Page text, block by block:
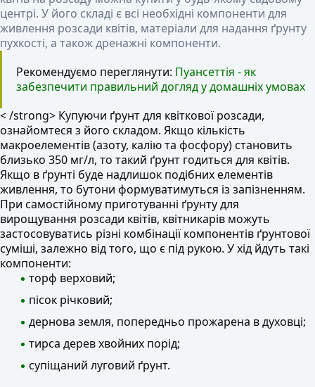
центрі. У його складі є всі необхідні компоненти для
живлення розсади квітів, матеріали для надання ґрунту
пухкості, а також дренажні компоненти.
Рекомендуємо переглянути: Пуансеттія - як
забезпечити правильний догляд у домашніх умовах
< /strong> Купуючи ґрунт для квіткової розсади,
ознайомтеся з його складом. Якщо кількість
макроелементів (азоту, калію та фосфору) становить
близько 350 мг/л, то такий ґрунт годиться для квітів.
Якщо в ґрунті буде надлишок подібних елементів
живлення, то бутони формуватимуться із запізненням.
При самостійному приготуванні ґрунту для
вирощування розсади квітів, квітникарів можуть
застосовуватись різні комбінації компонентів ґрунтової
суміші, залежно від того, що є під рукою. У хід йдуть такі
компоненти:
торф верховий;
пісок річковий;
дернова земля, попередньо прожарена в духовці;
тирса дерев хвойних порід;
супіщаний луговий ґрунт.